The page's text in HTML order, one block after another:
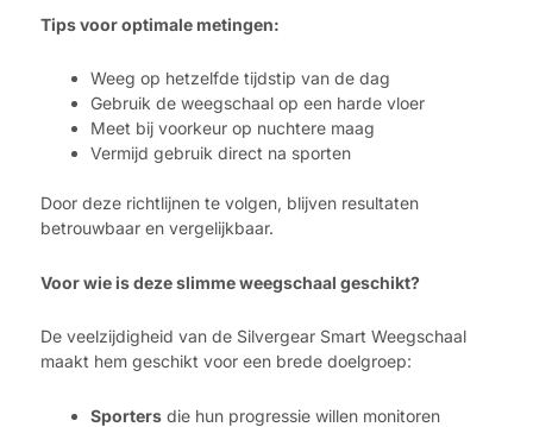
Tips voor optimale metingen:
Weeg op hetzelfde tijdstip van de dag
Gebruik de weegschaal op een harde vloer
Meet bij voorkeur op nuchtere maag
Vermijd gebruik direct na sporten
Door deze richtlijnen te volgen, blijven resultaten
betrouwbaar en vergelijkbaar.
Voor wie is deze slimme weegschaal geschikt?
De veelzijdigheid van de Silvergear Smart Weegschaal
maakt hem geschikt voor een brede doelgroep:
Sporters die hun progressie willen monitoren